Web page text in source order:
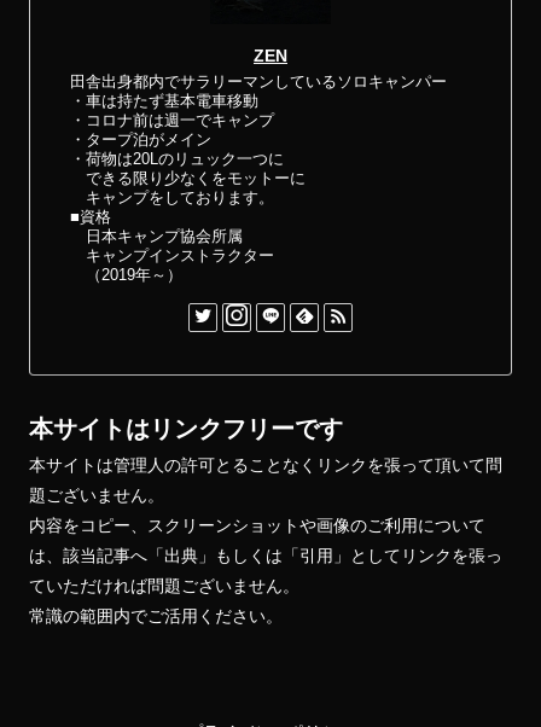
ZEN
田舎出身都内でサラリーマンしているソロキャンパー
・車は持たず基本電車移動
・コロナ前は週一でキャンプ
・タープ泊がメイン
・荷物は20Lのリュック一つに
できる限り少なくをモットーに
キャンプをしております。
■資格
日本キャンプ協会所属
キャンプインストラクター
（2019年～）
本サイトはリンクフリーです
本サイトは管理人の許可とることなくリンクを張って頂いて問
題ございません。
内容をコピー、スクリーンショットや画像のご利用について
は、該当記事へ「出典」もしくは「引用」としてリンクを張っ
ていただければ問題ございません。
常識の範囲内でご活用ください。